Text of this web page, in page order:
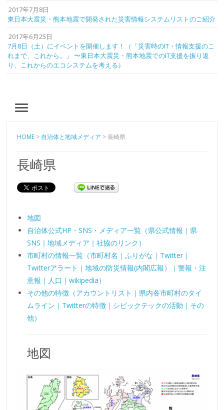
2017年7月8日
東日本大震災・熊本地震で開発された災害情報システムリストのご紹介
2017年6月25日
7月8日（土）にイベントを開催します！（「災害時のIT・情報支援のこ
れまで、これから。」 〜東日本大震災・熊本地震でのIT支援を振り返
り、これからのエコシステムを考える）
MENU
HOME > 自治体と地域メディア >長崎県
長崎県
地図
自治体公式HP・SNS・メディア一覧（県公式情報｜県
SNS｜地域メディア｜社協のリンク）
市町村の情報一覧（市町村名｜ふりがな｜Twitter｜
Twitterアラート｜地域の防災情報(内閣広報）｜警報・注
意報｜人口｜wikipedia）
その他の特徴（アカウントリスト｜県内各市町村のタイ
ムライン｜Twitterの特徴｜シビックテックの活動｜その
他）
地図